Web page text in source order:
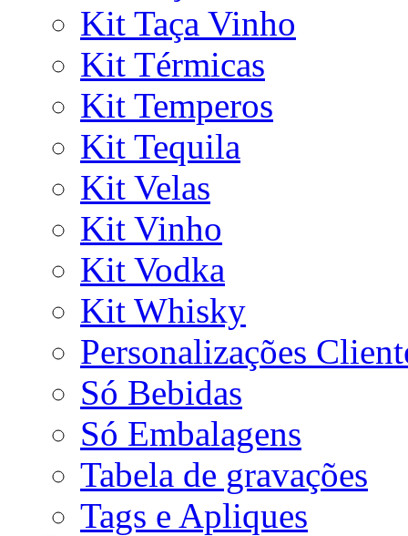
Kit Taça Vinho
Kit Térmicas
Kit Temperos
Kit Tequila
Kit Velas
Kit Vinho
Kit Vodka
Kit Whisky
Personalizações
Só Bebidas
Só Embalagens
Tabela de gravações
Tags e Apliques